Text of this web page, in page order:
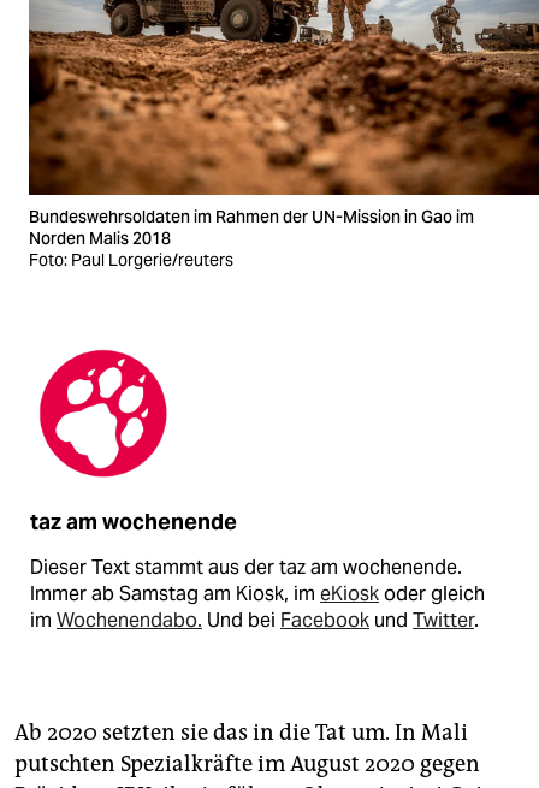
Bundeswehrsoldaten im Rahmen der UN-Mission in Gao im
Norden Malis 2018
Foto: Paul Lorgerie/reuters
taz am wochenende
Dieser Text stammt aus der taz am wochenende.
Immer ab Samstag am Kiosk, im eKioskoder gleich
im Wochenendabo. Und bei Facebook und Twitter.
Ab 2020 setzten sie das in die Tat um. In Mali
putschten Spezialkräfte im August 2020 gegen